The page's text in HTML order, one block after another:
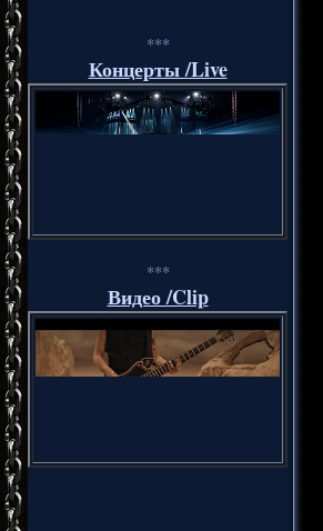
***
Концерты /Live
***
Видео /Clip